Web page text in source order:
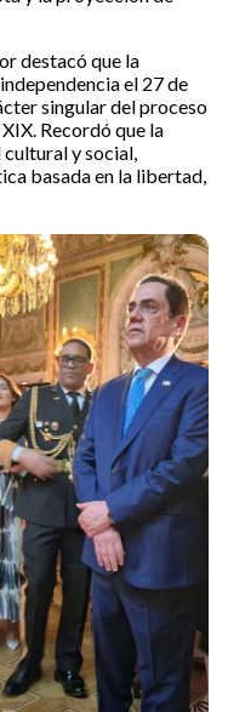
destacó que la
el 27 de
singular del proceso
Recordó que la
y social,
basada en la libertad,